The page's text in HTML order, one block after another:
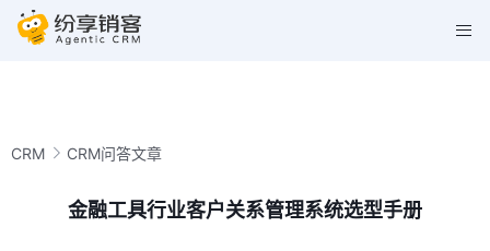
CRM CRM问答文章
金融工具行业客户关系管理系统选型手册